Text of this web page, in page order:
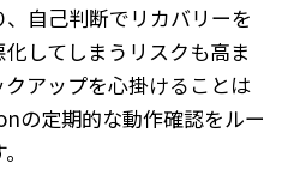
自己判断でリカバリーを
してしまうリスクも高ま
アップを心掛けることは
の定期的な動作確認をルー